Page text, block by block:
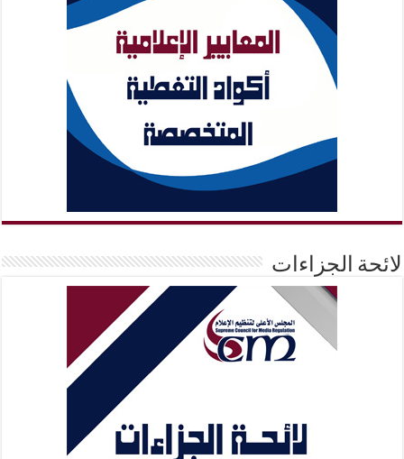
لائحة الجزاءات